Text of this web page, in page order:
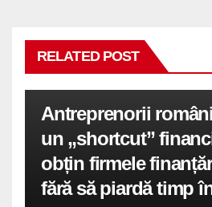
RELATED POST
Antreprenorii
un „shortcut”
obțin firmele
fără să piardă timp